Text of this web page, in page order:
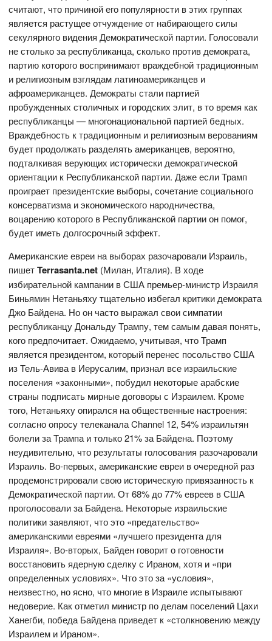
считают, что причиной его популярности в этих группах
является растущее отчуждение от набирающего силы
секулярного видения Демократической партии. Голосовали
не столько за республиканца, сколько против демократа,
партию которого воспринимают враждебной традиционным
и религиозным взглядам латиноамериканцев и
афроамериканцев. Демократы стали партией
пробужденных столичных и городских элит, в то время как
республиканцы — многонациональной партией бедных.
Враждебность к традиционным и религиозным верованиям
будет продолжать разделять американцев, вероятно,
подталкивая верующих исторически демократической
ориентации к Республиканской партии. Даже если Трамп
проиграет президентские выборы, сочетание социального
консерватизма и экономического народничества,
воцарению которого в Республиканской партии он помог,
будет иметь долгосрочный эффект.
Американские евреи на выборах разочаровали Израиль,
пишетTerrasanta.net (Милан, Италия). В ходе
избирательной кампании в США премьер-министр Израиля
Биньямин Нетаньяху тщательно избегал критики демократа
Джо Байдена. Но он часто выражал свои симпатии
республиканцу Дональду Трампу, тем самым давая понять,
кого предпочитает. Ожидаемо, учитывая, что Трамп
является президентом, который перенес посольство США
из Тель-Авива в Иерусалим, признал все израильские
поселения «законными», побудил некоторые арабские
страны подписать мирные договоры с Израилем. Кроме
того, Нетаньяху опирался на общественные настроения:
согласно опросу телеканала Channel 12, 54% израильтян
болели за Трампа и только 21% за Байдена. Поэтому
неудивительно, что результаты голосования разочаровали
Израиль. Во-первых, американские евреи в очередной раз
продемонстрировали свою историческую привязанность к
Демократической партии. От 68% до 77% евреев в США
проголосовали за Байдена. Некоторые израильские
политики заявляют, что это «предательство»
американскими евреями «лучшего президента для
Израиля». Во-вторых, Байден говорит о готовности
восстановить ядерную сделку с Ираном, хотя и «при
определенных условиях». Что это за «условия»,
неизвестно, но ясно, что многие в Израиле испытывают
недоверие. Как отметил министр по делам поселений Цахи
Ханегби, победа Байдена приведет к «столкновению между
Израилем и Ираном».